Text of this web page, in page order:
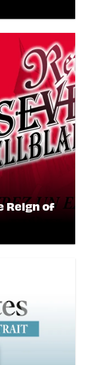
Reign of